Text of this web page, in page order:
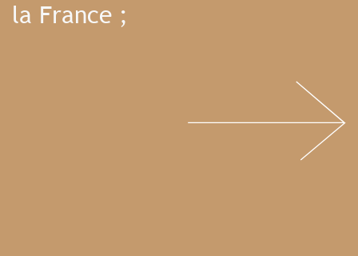
la France ;